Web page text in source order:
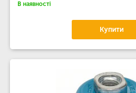
В наявності
Купити